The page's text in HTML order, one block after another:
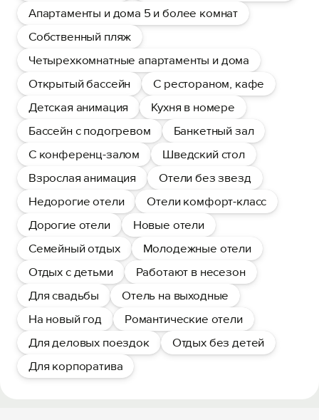
Апартаменты и дома 5 и более комнат
Собственный пляж
Четырехкомнатные апартаменты и дома
Открытый бассейн
С рестораном, кафе
Детская анимация
Кухня в номере
Бассейн с подогревом
Банкетный зал
С конференц-залом
Шведский стол
Взрослая анимация
Отели без звезд
Недорогие отели
Отели комфорт-класс
Дорогие отели
Новые отели
Семейный отдых
Молодежные отели
Отдых с детьми
Работают в несезон
Для свадьбы
Отель на выходные
На новый год
Романтические отели
Для деловых поездок
Отдых без детей
Для корпоратива